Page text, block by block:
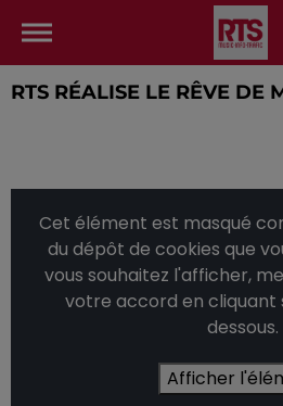
RTS RÉALISE LE RÊVE DE
Cet élément est masqué
du dépôt de cookies que
vous souhaitez l'afficher,
votre accord en cliquant
dessous.
Afficher